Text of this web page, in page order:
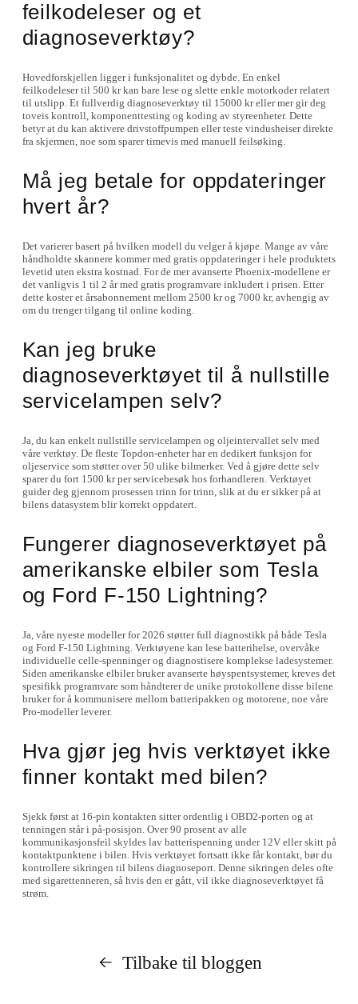
feilkodeleser og et
diagnoseverktøy?
Hovedforskjellen ligger i funksjonalitet og dybde. En enkel
feilkodeleser til 500 kr kan bare lese og slette enkle motorkoder relatert
til utslipp. Et fullverdig diagnoseverktøy til 15000 kr eller mer gir deg
toveis kontroll, komponenttesting og koding av styreenheter. Dette
betyr at du kan aktivere drivstoffpumpen eller teste vindusheiser direkte
fra skjermen, noe som sparer timevis med manuell feilsøking.
Må jeg betale for oppdateringer
hvert år?
Det varierer basert på hvilken modell du velger å kjøpe. Mange av våre
håndholdte skannere kommer med gratis oppdateringer i hele produktets
levetid uten ekstra kostnad. For de mer avanserte Phoenix-modellene er
det vanligvis 1 til 2 år med gratis programvare inkludert i prisen. Etter
dette koster et årsabonnement mellom 2500 kr og 7000 kr, avhengig av
om du trenger tilgang til online koding.
Kan jeg bruke
diagnoseverktøyet til å nullstille
servicelampen selv?
Ja, du kan enkelt nullstille servicelampen og oljeintervallet selv med
våre verktøy. De fleste Topdon-enheter har en dedikert funksjon for
oljeservice som støtter over 50 ulike bilmerker. Ved å gjøre dette selv
sparer du fort 1500 kr per servicebesøk hos forhandleren. Verktøyet
guider deg gjennom prosessen trinn for trinn, slik at du er sikker på at
bilens datasystem blir korrekt oppdatert.
Fungerer diagnoseverktøyet på
amerikanske elbiler som Tesla
og Ford F-150 Lightning?
Ja, våre nyeste modeller for 2026 støtter full diagnostikk på både Tesla
og Ford F-150 Lightning. Verktøyene kan lese batterihelse, overvåke
individuelle celle-spenninger og diagnostisere komplekse ladesystemer.
Siden amerikanske elbiler bruker avanserte høyspentsystemer, kreves det
spesifikk programvare som håndterer de unike protokollene disse bilene
bruker for å kommunisere mellom batteripakken og motorene, noe våre
Pro-modeller leverer.
Hva gjør jeg hvis verktøyet ikke
finner kontakt med bilen?
Sjekk først at 16-pin kontakten sitter ordentlig i OBD2-porten og at
tenningen står i på-posisjon. Over 90 prosent av alle
kommunikasjonsfeil skyldes lav batterispenning under 12V eller skitt på
kontaktpunktene i bilen. Hvis verktøyet fortsatt ikke får kontakt, bør du
kontrollere sikringen til bilens diagnoseport. Denne sikringen deles ofte
med sigarettenneren, så hvis den er gått, vil ikke diagnoseverktøyet få
strøm.
Tilbake til bloggen